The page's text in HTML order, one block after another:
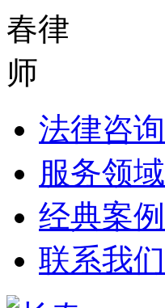
法律咨询
服务领域
经典案例
联系我们